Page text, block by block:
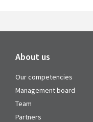
About us
Our competencies
Management board
Team
Partners